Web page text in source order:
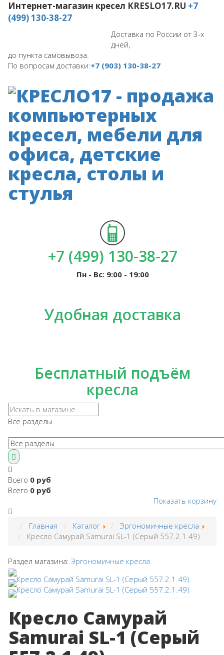
Интернет-магазин кресел KRESLO17.RU +7
(499) 130-38-27
Доставка по России от 3-х
дней,
до пункта самовывоза.
По вопросам доставки:+7 (903) 130-38-27
+7 (499) 130-38-27
Пн - Вс: 9:00 - 19:00
Удобная доставка
Бесплатный подъём
кресла
Все разделы
Всего 0 руб
Всего 0 руб
Показать корзину
Главная Каталог
Эргономичные кресла
Кресло Самурай Samurai SL-1 (Серый 557.2.1.49)
Раздел магазина: Эргономичные кресла
Кресло Самурай
Samurai SL-1 (Серый